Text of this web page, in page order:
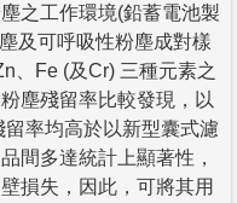
之工作環境(鉛蓄電池製
及可呼吸性粉塵成對樣
、Fe (及Cr) 三種元素之
塵殘留率比較發現，以
率均高於以新型囊式濾
間多達統計上顯著性，
損失，因此，可將其用